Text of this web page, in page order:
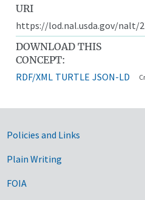
URI
https://lod.nal.usda.gov/nalt/
DOWNLOAD THIS
CONCEPT:
RDF/XML TURTLE JSON-LD
Government
Policies and Links
Plain Writing
FOIA